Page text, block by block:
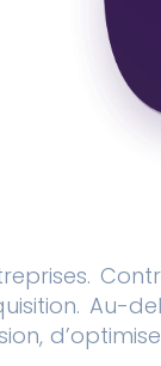
Au-